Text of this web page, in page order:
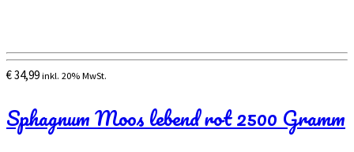
€34,99 inkl. 20% MwSt.
Sphagnum Moos lebend rot 2500 Gramm